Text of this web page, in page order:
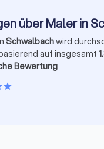
über Maler in
Schwalbachwird
auf insgesamt
Bewertung
star